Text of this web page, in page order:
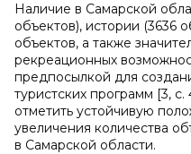
Наличие в Самарской
объектов), истории (3636
объектов, а также
рекреационных
предпосылкой для
туристских программ [3,
отметить устойчивую
увеличения количества
в Самарской области.